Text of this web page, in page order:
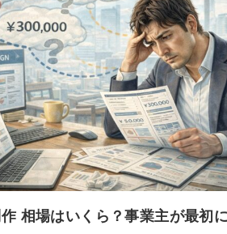
相場はいくら？事業主が最初